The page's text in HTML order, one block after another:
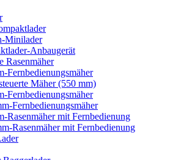
Minilader
Anbaugerät
Rasenmäher
Fernbedienungsmäher
Mäher (550 mm)
Fernbedienungsmäher
Fernbedienungsmäher
Rasenmäher mit Fernbedienung
Rasenmäher mit Fernbedienung